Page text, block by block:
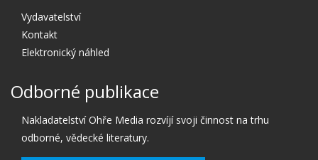
Vydavatelství
Kontakt
Elektronický náhled
Odborné publikace
Nakladatelství Ohře Media rozvíjí svoji činnost na trhu
odborné, vědecké literatury.